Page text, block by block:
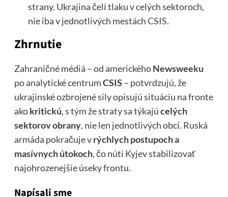
strany. Ukrajina čelí tlaku v celých sektoroch,
nie iba v jednotlivých mestáchCSIS.
Zhrnutie
Zahraničné médiá – od americkéhoNewsweeku
po analytické centrumCSIS – potvrdzujú, že
ukrajinské ozbrojené sily opisujú situáciu na fronte
akokritickú, s tým že straty sa týkajúcelých
sektorov obrany, nie len jednotlivých obcí. Ruská
armáda pokračuje vrýchlych postupoch a
masívnych útokoch, čo núti Kyjev stabilizovať
najohrozenejšie úseky frontu.
Napísali sme